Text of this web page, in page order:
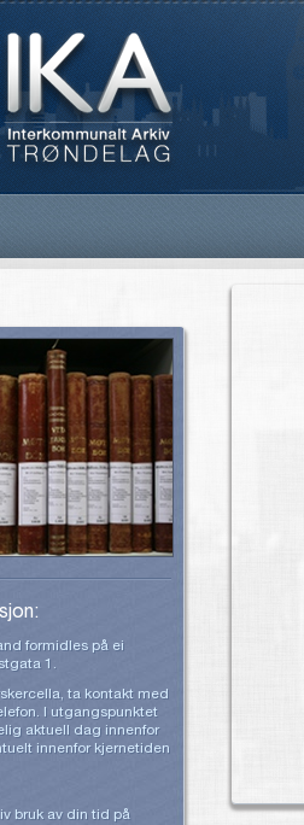
formidles på ei
1.
ta kontakt med
I utgangspunktet
aktuell dag innenfor
innenfor kjernetiden
bruk av din tid på